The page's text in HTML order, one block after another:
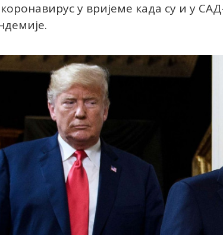
коронавирус у вријеме када су и у